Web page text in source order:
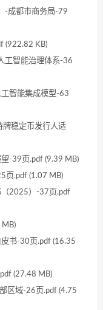
-成都市商务局-79
(922.82 KB)
工智能治理体系-36
智能集成模型-63
牌稳定币发行人适
-39页.pdf (9.39 MB)
页.pdf (1.07 MB)
（2025）-37页.pdf
书-30页.pdf (16.35
(27.48 MB)
区域-26页.pdf (4.75